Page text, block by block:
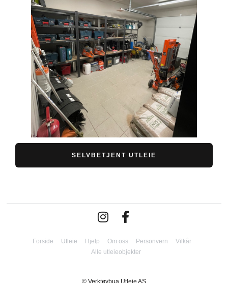
SELVBETJENT UTLEIE
Forside Utleie Hjelp Om oss Personvern
Vilkår
Alle utleieobjekter
© Verktøybua Utleie AS